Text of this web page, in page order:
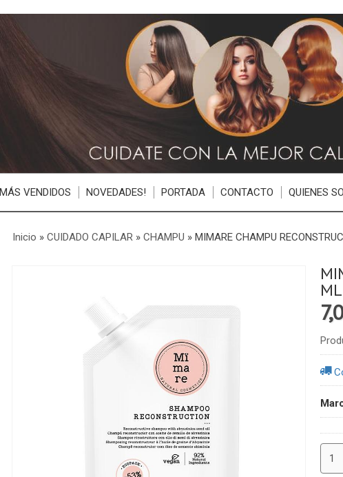
MÁS VENDIDOS NOVEDADES! PORTADA CONTACTO QUIENES
Inicio » CUIDADO CAPILAR» CHAMPU » MIMARE CHAMPU
ML